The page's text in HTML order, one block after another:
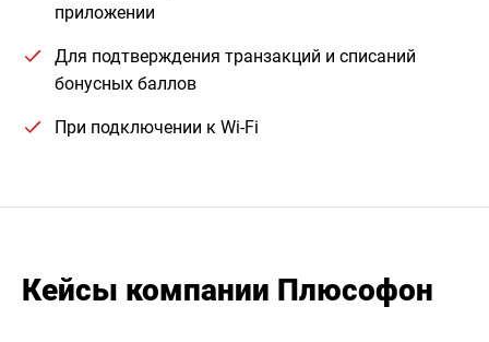
приложении
Для подтверждения транзакций и списаний
бонусных баллов
При подключении к Wi-Fi
Кейсы компании Плюсофон